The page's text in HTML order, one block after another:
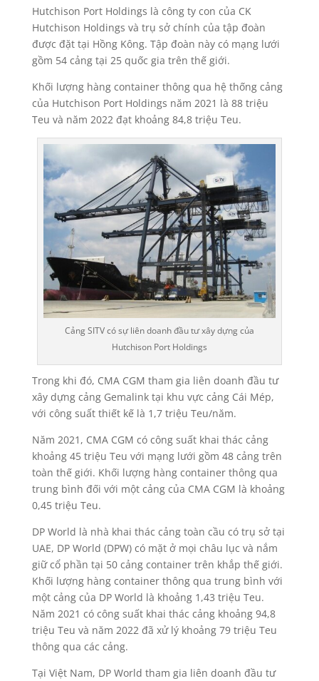
Hutchison Port Holdings là công ty con của CK
Hutchison Holdings và trụ sở chính của tập đoàn
được đặt tại Hồng Kông. Tập đoàn này có mạng lưới
gồm 54 cảng tại 25 quốc gia trên thế giới.
Khối lượng hàng container thông qua hệ thống cảng
của Hutchison Port Holdings năm 2021 là 88 triệu
Teu và năm 2022 đạt khoảng 84,8 triệu Teu.
Cảng SITV có sự liên doanh đầu tư xây dựng của
Hutchison Port Holdings
Trong khi đó, CMA CGM tham gia liên doanh đầu tư
xây dựng cảng Gemalink tại khu vực cảng Cái Mép,
với công suất thiết kế là 1,7 triệu Teu/năm.
Năm 2021, CMA CGM có công suất khai thác cảng
khoảng 45 triệu Teu với mạng lưới gồm 48 cảng trên
toàn thế giới. Khối lượng hàng container thông qua
trung bình đối với một cảng của CMA CGM là khoảng
0,45 triệu Teu.
DP World là nhà khai thác cảng toàn cầu có trụ sở tại
UAE, DP World (DPW) có mặt ở mọi châu lục và nắm
giữ cổ phần tại 50 cảng container trên khắp thế giới.
Khối lượng hàng container thông qua trung bình với
một cảng của DP World là khoảng 1,43 triệu Teu.
Năm 2021 có công suất khai thác cảng khoảng 94,8
triệu Teu và năm 2022 đã xử lý khoảng 79 triệu Teu
thông qua các cảng.
Tại Việt Nam, DP World tham gia liên doanh đầu tư